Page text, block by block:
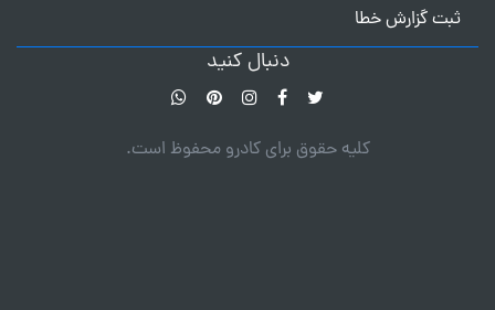
ثبت گزارش خطا
دنبال کنید
کلیه حقوق برای کادرو محفوظ است.